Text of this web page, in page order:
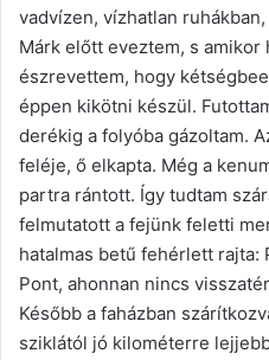
vadvízen, vízhatlan
Márk előtt eveztem, s amikor
észrevettem, hogy
éppen kikötni készül.
derékig a folyóba gázoltam.
feléje, ő elkapta. Még a
partra rántott. Így tudtam
felmutatott a fejünk feletti
hatalmas betű fehérlett rajta:
Pont, ahonnan nincs
Később a faházban
sziklától jó kilométerre